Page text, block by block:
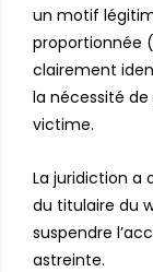
un motif
proportionnée
clairement
la nécessité
victime.
La juridiction a
du titulaire du
suspendre
astreinte.